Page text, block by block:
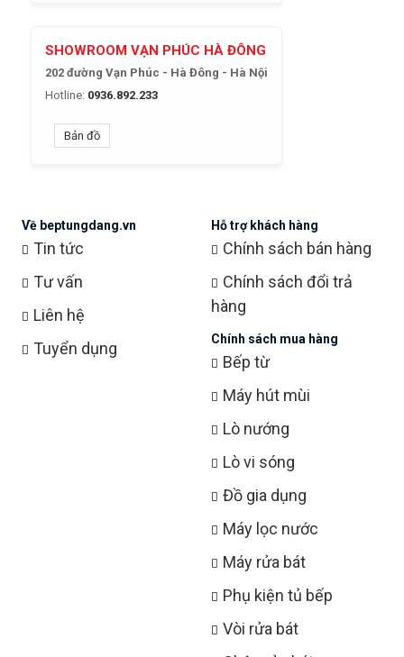
SHOWROOM VẠN PHÚC HÀ ĐÔNG
202 đường Vạn Phúc - Hà Đông - Hà Nội
Hotline: 0936.892.233
Bản đồ
Về beptungdang.vn
Tin tức
Tư vấn
Liên hệ
Tuyển dụng
Hỗ trợ khách hàng
Chính sách bán hàng
Chính sách đổi trả
hàng
Chính sách mua hàng
Bếp từ
Máy hút mùi
Lò nướng
Lò vi sóng
Đồ gia dụng
Máy lọc nước
Máy rửa bát
Phụ kiện tủ bếp
Vòi rửa bát